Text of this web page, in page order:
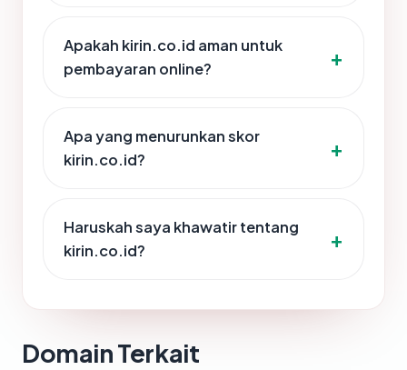
Apakah kirin.co.id aman untuk
pembayaran online?
Apa yang menurunkan skor
kirin.co.id?
Haruskah saya khawatir tentang
kirin.co.id?
Domain Terkait